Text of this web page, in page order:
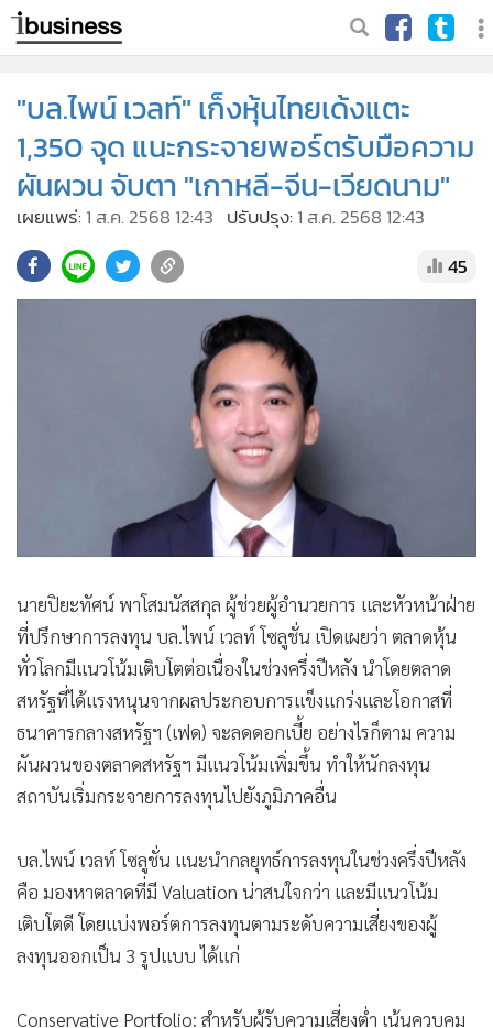
"บล.ไพน์ เวลท์" เก็งหุ้นไทยเด้งแตะ
1,350 จุด แนะกระจายพอร์ตรับมือความ
ผันผวน จับตา "เกาหลี-จีน-เวียดนาม"
เผยแพร่: 1 ส.ค. 2568 12:43 ปรับปรุง: 1 ส.ค. 2568 12:43
45
นายปิยะทัศน์ พาโสมนัสสกุล ผู้ช่วยผู้อำนวยการ และหัวหน้าฝ่าย
ที่ปรึกษาการลงทุน บล.ไพน์ เวลท์ โซลูชั่น เปิดเผยว่า ตลาดหุ้น
ทั่วโลกมีแนวโน้มเติบโตต่อเนื่องในช่วงครึ่งปีหลัง นำโดยตลาด
สหรัฐที่ได้แรงหนุนจากผลประกอบการแข็งแกร่งและโอกาสที่
ธนาคารกลางสหรัฐฯ (เฟด) จะลดดอกเบี้ย อย่างไรก็ตาม ความ
ผันผวนของตลาดสหรัฐฯ มีแนวโน้มเพิ่มขึ้น ทำให้นักลงทุน
สถาบันเริ่มกระจายการลงทุนไปยังภูมิภาคอื่น
บล.ไพน์ เวลท์ โซลูชั่น แนะนำกลยุทธ์การลงทุนในช่วงครึ่งปีหลัง
คือ มองหาตลาดที่มี Valuation น่าสนใจกว่า และมีแนวโน้ม
เติบโตดี โดยแบ่งพอร์ตการลงทุนตามระดับความเสี่ยงของผู้
ลงทุนออกเป็น 3 รูปแบบ ได้แก่
Conservative Portfolio: สำหรับผู้รับความเสี่ยงต่ำ เน้นควบคุม